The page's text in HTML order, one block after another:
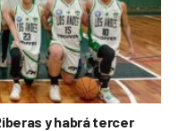
y habrá tercer